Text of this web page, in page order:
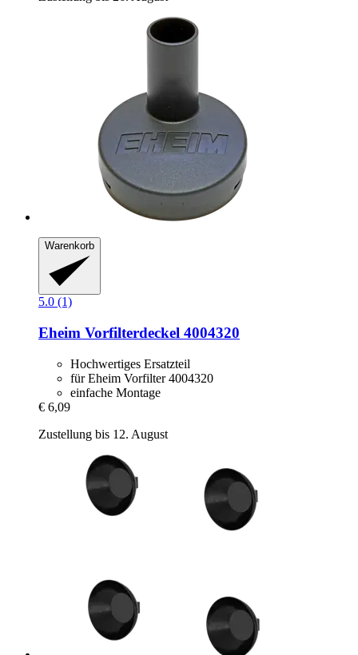
Warenkorb
5.0 (1)
Eheim Vorfilterdeckel 4004320
Hochwertiges Ersatzteil
für Eheim Vorfilter 4004320
einfache Montage
€ 6,09
Zustellung bis 12. August